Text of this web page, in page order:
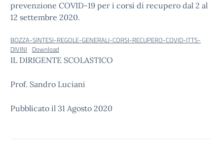
prevenzione COVID-19 per i corsi di recupero dal 2 al
12 settembre 2020.
BOZZA-SINTESI-REGOLE-GENERALI-CORSI-RECUPERO-COVID-ITTS-
DIVINI Download
IL DIRIGENTE SCOLASTICO
Prof. Sandro Luciani
Pubblicato il 31 Agosto 2020